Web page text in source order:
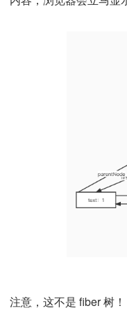
注意，这不是 fiber 树